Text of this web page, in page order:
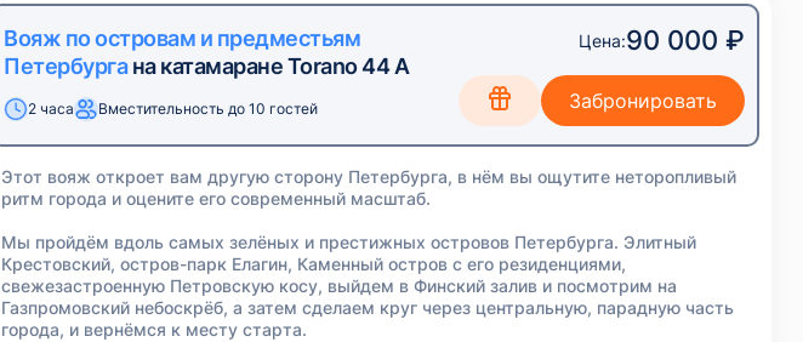
Вояж по островам и предместьям
Петербургана катамаране Torano 44 A
2 часа Вместительность до 10 гостей
Цена:90 000 ₽
Этот вояж откроет вам другую сторону Петербурга, в нём вы ощутите неторопливый
ритм города и оцените его современный масштаб.
Мы пройдём вдоль самых зелёных и престижных островов Петербурга. Элитный
Крестовский, остров-парк Елагин, Каменный остров с его резиденциями,
свежезастроенную Петровскую косу, выйдем в Финский залив и посмотрим на
Газпромовский небоскрёб, а затем сделаем круг через центральную, парадную часть
города, и вернёмся к месту старта.